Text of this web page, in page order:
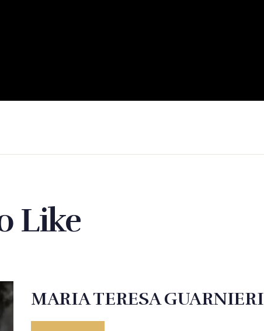
Like
MARIA TERESA GUARNIERI